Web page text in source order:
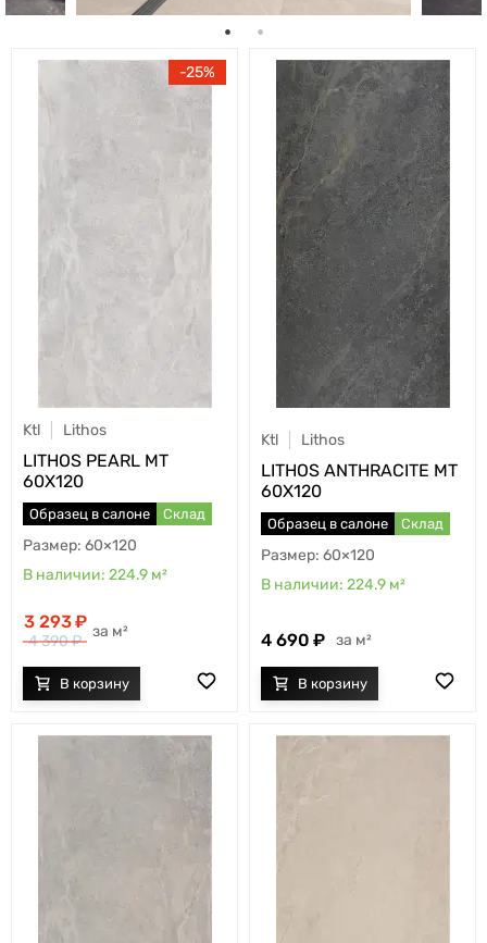
25
Ktl Lithos
LITHOS PEARL MT
60X120
Образец в салоне Склад
60×120
224.9 м²
3 293
4 390
м²
Ktl Lithos
LITHOS ANTHRACITE MT
60X120
Образец в салоне Склад
60×120
224.9 м²
4 690 м²